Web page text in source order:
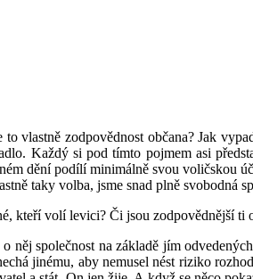
vlastně zodpovědnost občana? Jak
Každý si pod tímto pojmem asi
dění podílí minimálně svou voličskou
taky volba, jsme snad plně svobodná
kteří volí levici? Či jsou zodpovědnější
společnost na základě jím
jinému, aby nemusel nést riziko